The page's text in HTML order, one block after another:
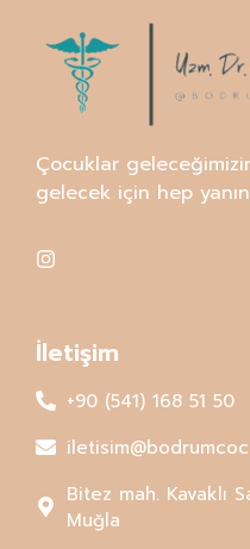
Çocuklar
gelecek için hep
İletişim
+90 (541) 168 51 50
Bitez mah. Kavaklı
Muğla